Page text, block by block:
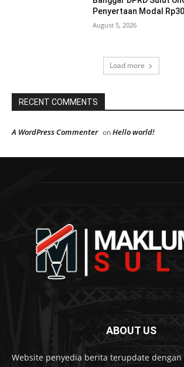
Penyertaan Modal
August 5, 2026
Load more
RECENT COMMENTS
A WordPress Commenter onHello world!
ABOUT US
Website penyedia berita terupdate dengan